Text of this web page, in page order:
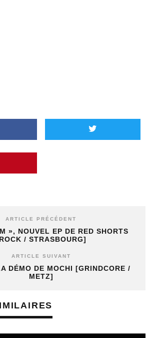
ARTICLE PRÉCÉDENT
», NOUVEL EP DE RED SHORTS
/ STRASBOURG]
ARTICLE SUIVANT
DÉMO DE MOCHI [GRINDCORE /
METZ]